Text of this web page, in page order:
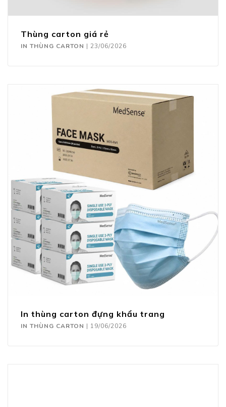
Thùng carton giá rẻ
IN THÙNG CARTON | 23/06/2026
In thùng carton đựng khẩu trang
IN THÙNG CARTON | 19/06/2026